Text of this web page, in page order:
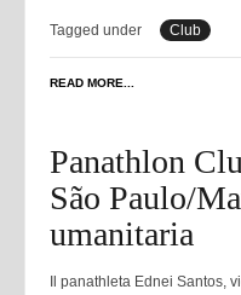
Tagged under Club
READ MORE...
Panathlon
São Paulo/
umanitaria
Il panathleta Ednei Santos,